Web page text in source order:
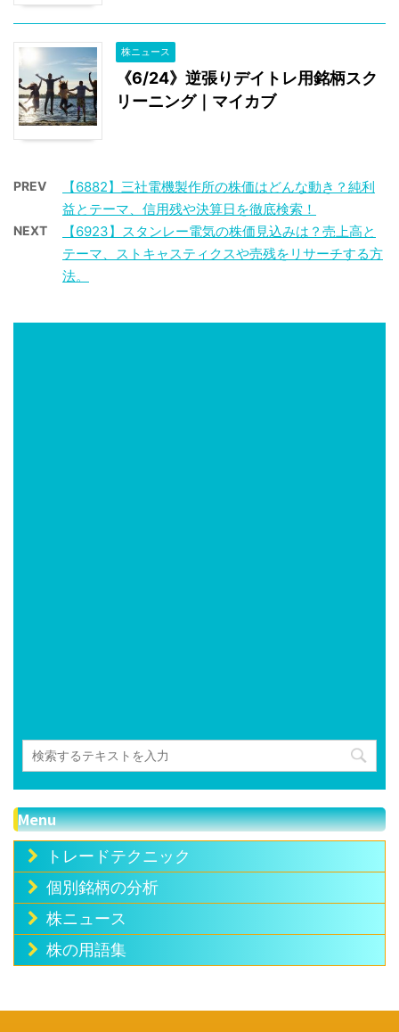
株ニュース
《6/24》逆張りデイトレ用銘柄スク
リーニング｜マイカブ
PREV
【6882】三社電機製作所の株価はどんな動き？純利
益とテーマ、信用残や決算日を徹底検索！
NEXT
【6923】スタンレー電気の株価見込みは？売上高と
テーマ、ストキャスティクスや売残をリサーチする方
法。
Menu
トレードテクニック
個別銘柄の分析
株ニュース
株の用語集